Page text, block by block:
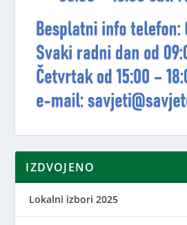
IZDVOJENO
Lokalni izbori 2025